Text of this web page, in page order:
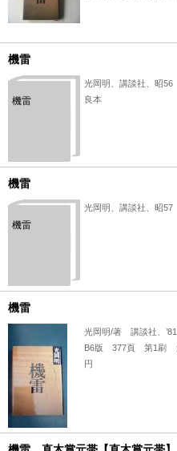
機雷
機雷
光岡明、講談社、昭56
良本
機雷
機雷
光岡明、講談社、昭57
機雷
光岡明/著 講談社、’81
B6版 377頁 第1刷
円